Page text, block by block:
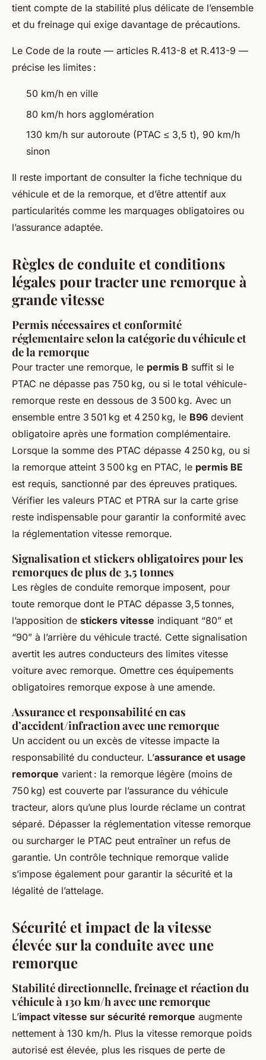
tient compte de la stabilité plus délicate de l’ensemble
et du freinage qui exige davantage de précautions.
Le Code de la route — articles R.413-8 et R.413-9 —
précise les limites :
50 km/h en ville
80 km/h hors agglomération
130 km/h sur autoroute (PTAC ≤ 3,5 t), 90 km/h
sinon
Il reste important de consulter la fiche technique du
véhicule et de la remorque, et d’être attentif aux
particularités comme les marquages obligatoires ou
l’assurance adaptée.
Règles de conduite et conditions
légales pour tracter une remorque à
grande vitesse
Permis nécessaires et conformité
réglementaire selon la catégorie du véhicule et
de la remorque
Pour tracter une remorque, le permis B suffit si le
PTAC ne dépasse pas 750 kg, ou si le total véhicule-
remorque reste en dessous de 3 500 kg. Avec un
ensemble entre 3 501 kg et 4 250 kg, le B96 devient
obligatoire après une formation complémentaire.
Lorsque la somme des PTAC dépasse 4 250 kg, ou si
la remorque atteint 3 500 kg en PTAC, le permis BE
est requis, sanctionné par des épreuves pratiques.
Vérifier les valeurs PTAC et PTRA sur la carte grise
reste indispensable pour garantir la conformité avec
la réglementation vitesse remorque.
Signalisation et stickers obligatoires pour les
remorques de plus de 3,5 tonnes
Les règles de conduite remorque imposent, pour
toute remorque dont le PTAC dépasse 3,5 tonnes,
l’apposition de stickers vitesse indiquant “80” et
“90” à l’arrière du véhicule tracté. Cette signalisation
avertit les autres conducteurs des limites vitesse
voiture avec remorque. Omettre ces équipements
obligatoires remorque expose à une amende.
Assurance et responsabilité en cas
d’accident/infraction avec une remorque
Un accident ou un excès de vitesse impacte la
responsabilité du conducteur. L’assurance et usage
remorque varient : la remorque légère (moins de
750 kg) est couverte par l’assurance du véhicule
tracteur, alors qu’une plus lourde réclame un contrat
séparé. Dépasser la réglementation vitesse remorque
ou surcharger le PTAC peut entraîner un refus de
garantie. Un contrôle technique remorque valide
s’impose également pour garantir la sécurité et la
légalité de l’attelage.
Sécurité et impact de la vitesse
élevée sur la conduite avec une
remorque
Stabilité directionnelle, freinage et réaction du
véhicule à 130 km/h avec une remorque
L’impact vitesse sur sécurité remorque augmente
nettement à 130 km/h. Plus la vitesse remorque poids
autorisé est élevée, plus les risques de perte de